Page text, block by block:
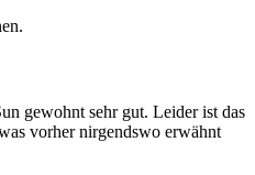
gewohnt sehr gut. Leider ist das
vorher nirgendswo erwähnt